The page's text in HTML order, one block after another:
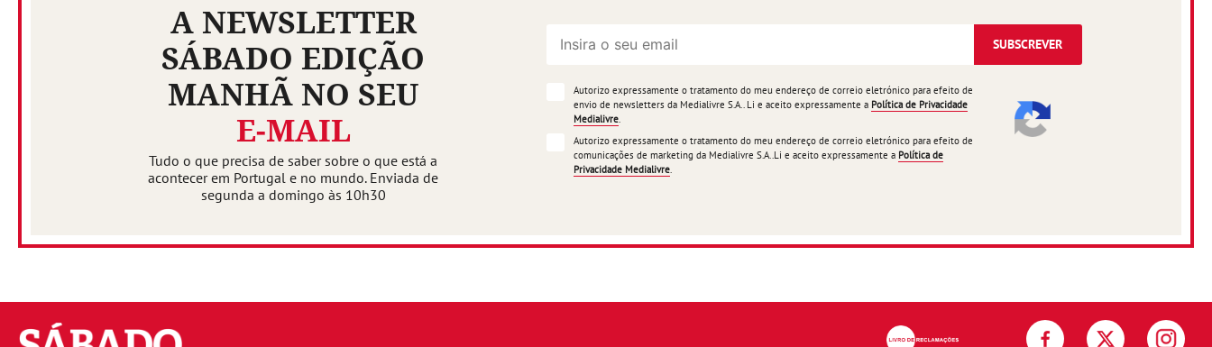
A NEWSLETTER
SÁBADO EDIÇÃO
MANHÃ NO SEU
E-MAIL
Tudo o que precisa de saber sobre o que está a
acontecer em Portugal e no mundo. Enviada de
segunda a domingo às 10h30
SUBSCREVER
Autorizo expressamente o tratamento do meu endereço de correio eletrónico para efeito de
envio de newsletters da Medialivre S.A.. Li e aceito expressamente a Política de Privacidade
Medialivre
Autorizo expressamente o tratamento do meu endereço de correio eletrónico para efeito de
comunicações de marketing da Medialivre S.A..Li e aceito expressamente a Política de
Privacidade Medialivre
Sábado